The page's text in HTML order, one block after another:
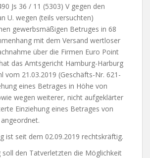
Js 36 / 11 (5303) V gegen den
U. wegen (teils versuchten)
gewerbsmäßigen Betruges in 68
mit dem Versand wertloser
über die Firmen Euro Point
das Amtsgericht Hamburg-Harburg
vom 21.03.2019 (Geschäfts-Nr. 621-
eines Betrages in Höhe von
wegen weiterer, nicht aufgeklärter
Einziehung eines Betrages von
ist seit dem 02.09.2019 rechtskräftig.
den Tatverletzten die Möglichkeit